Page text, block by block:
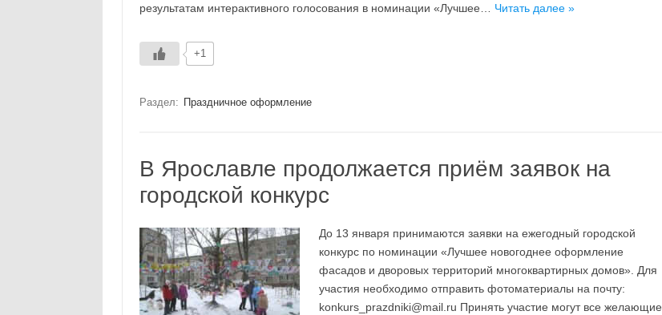
результатам интерактивного голосования в номинации «Лучшее… Читать далее »
+1
Раздел: Праздничное оформление
В Ярославле продолжается приём заявок на
городской конкурс
До 13 января принимаются заявки на ежегодный городской
конкурс по номинации «Лучшее новогоднее оформление
фасадов и дворовых территорий многоквартирных домов». Для
участия необходимо отправить фотоматериалы на почту:
konkurs_prazdniki@mail.ru Принять участие могут все желающие,